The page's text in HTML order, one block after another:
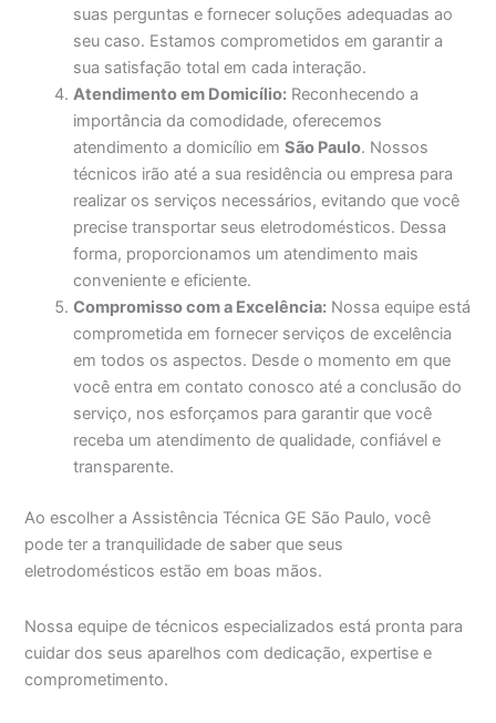
suas perguntas e fornecer soluções adequadas ao
seu caso. Estamos comprometidos em garantir a
sua satisfação total em cada interação.
Atendimento em Domicílio: Reconhecendo a
importância da comodidade, oferecemos
atendimento a domicílio emSão Paulo. Nossos
técnicos irão até a sua residência ou empresa para
realizar os serviços necessários, evitando que você
precise transportar seus eletrodomésticos. Dessa
forma, proporcionamos um atendimento mais
conveniente e eficiente.
Compromisso com a Excelência: Nossa equipe está
comprometida em fornecer serviços de excelência
em todos os aspectos. Desde o momento em que
você entra em contato conosco até a conclusão do
serviço, nos esforçamos para garantir que você
receba um atendimento de qualidade, confiável e
transparente.
Ao escolher a Assistência Técnica GE São Paulo, você
pode ter a tranquilidade de saber que seus
eletrodomésticos estão em boas mãos.
Nossa equipe de técnicos especializados está pronta para
cuidar dos seus aparelhos com dedicação, expertise e
comprometimento.